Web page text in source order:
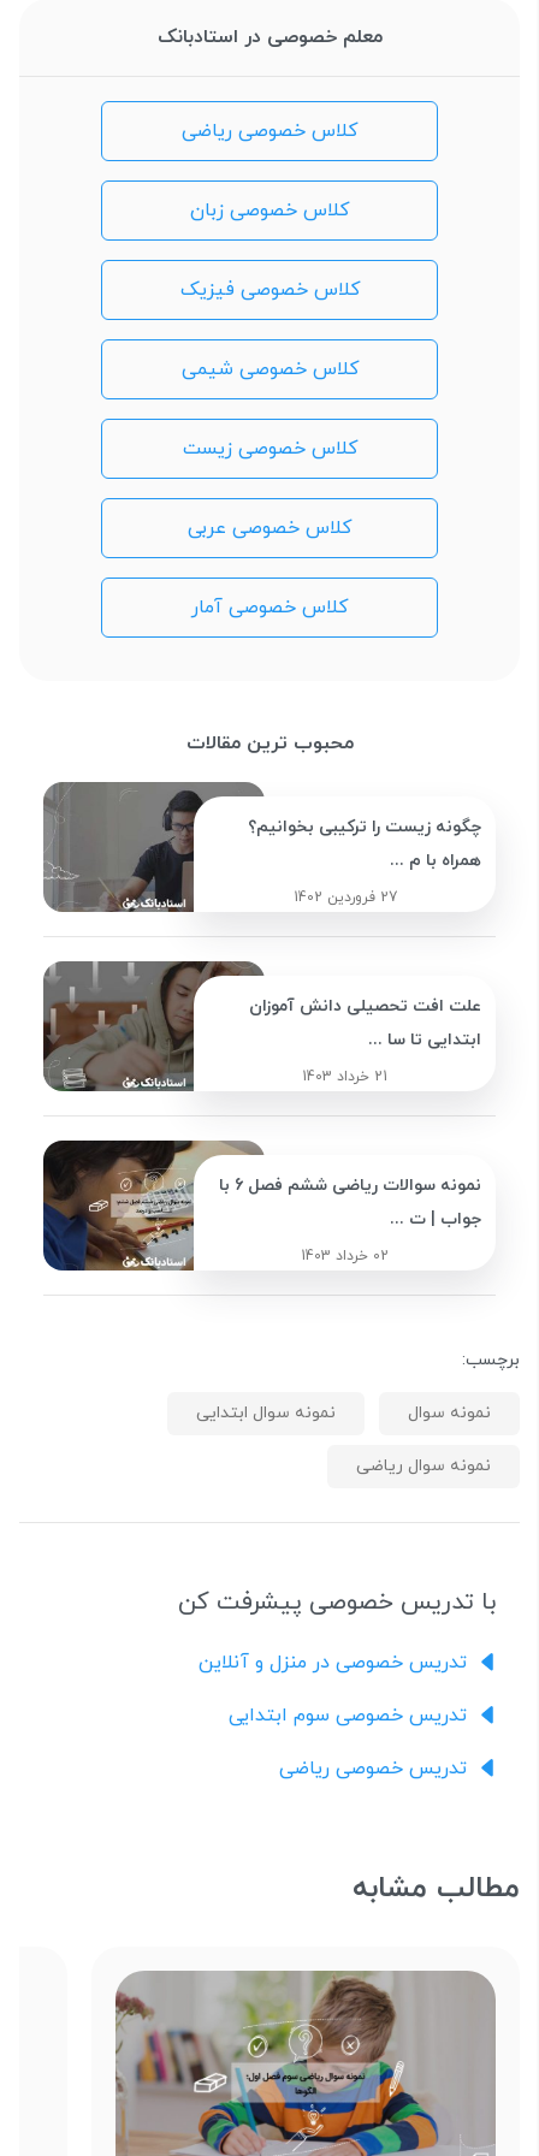
معلم خصوصی در استادبانک
کلاس خصوصی ریاضی
کلاس خصوصی زبان
کلاس خصوصی فیزیک
کلاس خصوصی شیمی
کلاس خصوصی زیست
کلاس خصوصی عربی
کلاس خصوصی آمار
محبوب ترین مقالات
چگونه زیست را ترکیبی بخوانیم؟
همراه با م ...
27 فروردین 1402
علت افت تحصیلی دانش آموزان
ابتدایی تا سا ...
21 خرداد 1403
نمونه سوالات ریاضی ششم فصل 6 با
جواب | ت ...
02 خرداد 1403
برچسب:
نمونه سوال نمونه سوال ابتدایی
نمونه سوال ریاضی
با تدریس خصوصی پیشرفت کن
تدریس خصوصی در منزل و آنلاین
تدریس خصوصی سوم ابتدایی
تدریس خصوصی ریاضی
مطالب مشابه